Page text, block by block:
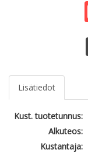
Lisätiedot
Kust. tuotetunnus:
Alkuteos:
Kustantaja: